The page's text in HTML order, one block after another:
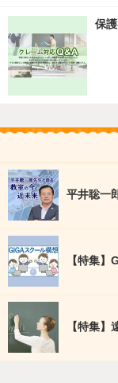
保
平井聡一
【特集
【特集】